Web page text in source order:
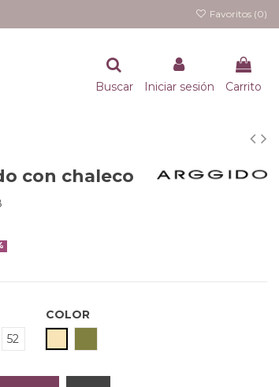
Favoritos (0)
Buscar Iniciar sesión Carrito
con chaleco
52
COLOR